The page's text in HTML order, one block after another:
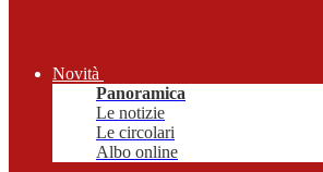
Novità
Panoramica
Le notizie
Le circolari
Albo online